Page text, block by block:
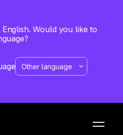
Would you like to
email